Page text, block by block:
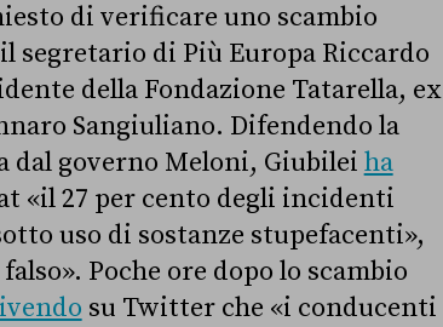
di verificare uno scambio
segretario di Più Europa Riccardo
della Fondazione Tatarella, ex
Sangiuliano. Difendendo la
dal governo Meloni, Giubilei ha
«il 27 per cento degli incidenti
uso di sostanze stupefacenti»,
Poche ore dopo lo scambio
su Twitter che «i conducenti